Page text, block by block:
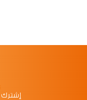
إشترك